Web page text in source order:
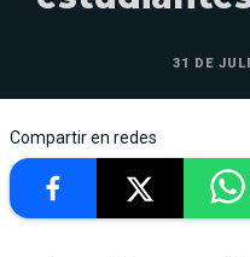
31 DE
Compartir en redes